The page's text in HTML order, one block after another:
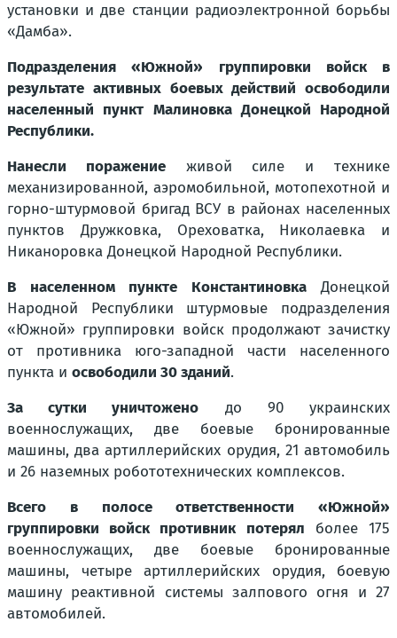
установки и две станции радиоэлектронной борьбы
«Дамба».
Подразделения «Южной» группировки войск в
результате активных боевых действий освободили
населенный пункт Малиновка Донецкой Народной
Республики.
Нанесли поражениеживой силе и технике
механизированной, аэромобильной, мотопехотной и
горно-штурмовой бригад ВСУ в районах населенных
пунктов Дружковка, Ореховатка, Николаевка и
Никаноровка Донецкой Народной Республики.
В населенном пункте КонстантиновкаДонецкой
Народной Республики штурмовые подразделения
«Южной» группировки войск продолжают зачистку
от противника юго-западной части населенного
пункта и освободили 30 зданий.
За сутки уничтожено до 90 украинских
военнослужащих, две боевые бронированные
машины, два артиллерийских орудия, 21 автомобиль
и 26 наземных робототехнических комплексов.
Всего в полосе ответственности «Южной»
группировки войск противник потерял более 175
военнослужащих, две боевые бронированные
машины, четыре артиллерийских орудия, боевую
машину реактивной системы залпового огня и 27
автомобилей.